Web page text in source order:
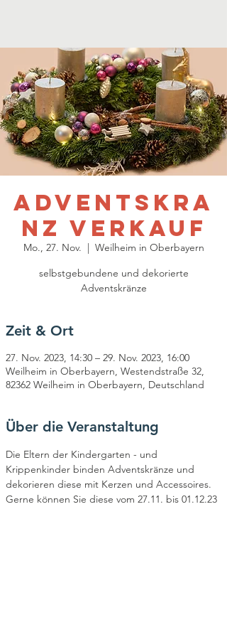
Adventskra
nz Verkauf
Mo., 27. Nov.
  |
Weilheim in Oberbayern
selbstgebundene und dekorierte
Adventskränze
Zeit & Ort
27. Nov. 2023, 14:30 – 29. Nov. 2023, 16:00
Weilheim in Oberbayern, Westendstraße 32,
82362 Weilheim in Oberbayern, Deutschland
Über die Veranstaltung
Die Eltern der Kindergarten - und
Krippenkinder binden Adventskränze und
dekorieren diese mit Kerzen und Accessoires.
Gerne können Sie diese vom 27.11. bis 01.12.23